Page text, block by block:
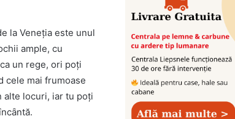
la Veneția este unul
ample, cu
un rege, ori poți
cele mai frumoase
alte locuri, iar tu poți